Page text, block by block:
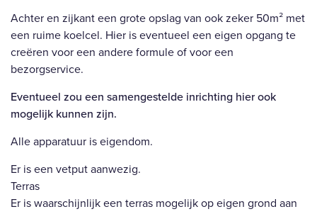
Achter en zijkant een grote opslag van ook zeker 50m² met
een ruime koelcel. Hier is eventueel een eigen opgang te
creëren voor een andere formule of voor een
bezorgservice.
Eventueel zou een samengestelde inrichting hier ook
mogelijk kunnen zijn.
Alle apparatuur is eigendom.
Er is een vetput aanwezig.
Terras
Er is waarschijnlijk een terras mogelijk op eigen grond aan